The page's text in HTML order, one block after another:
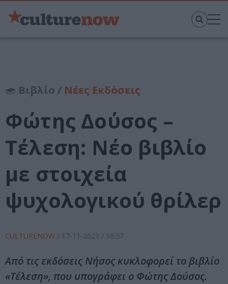
Βιβλίο / Νέες Εκδόσεις
Φώτης Δούσος –
Τέλεση: Νέο βιβλίο
με στοιχεία
ψυχολογικού θρίλερ
CULTURENOW / 17-11-2023 / 16:57
Από τις εκδόσεις Νήσος κυκλοφορεί το βιβλίο
«Τέλεση», που υπογράφει ο Φώτης Δούσος.